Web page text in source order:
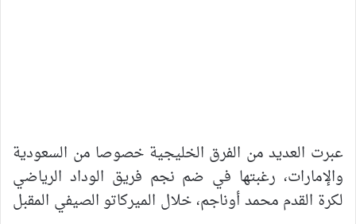
عبرت العديد من الفرق الخليجية خصوصا من السعودية
والإمارات، رغبتها في ضم نجم فريق الوداد الرياضي
لكرة القدم محمد أوناجم، خلال الميركاتو الصيفي المقبل